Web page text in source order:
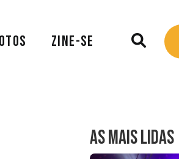
ZINE-SE
AS MAIS LIDAS